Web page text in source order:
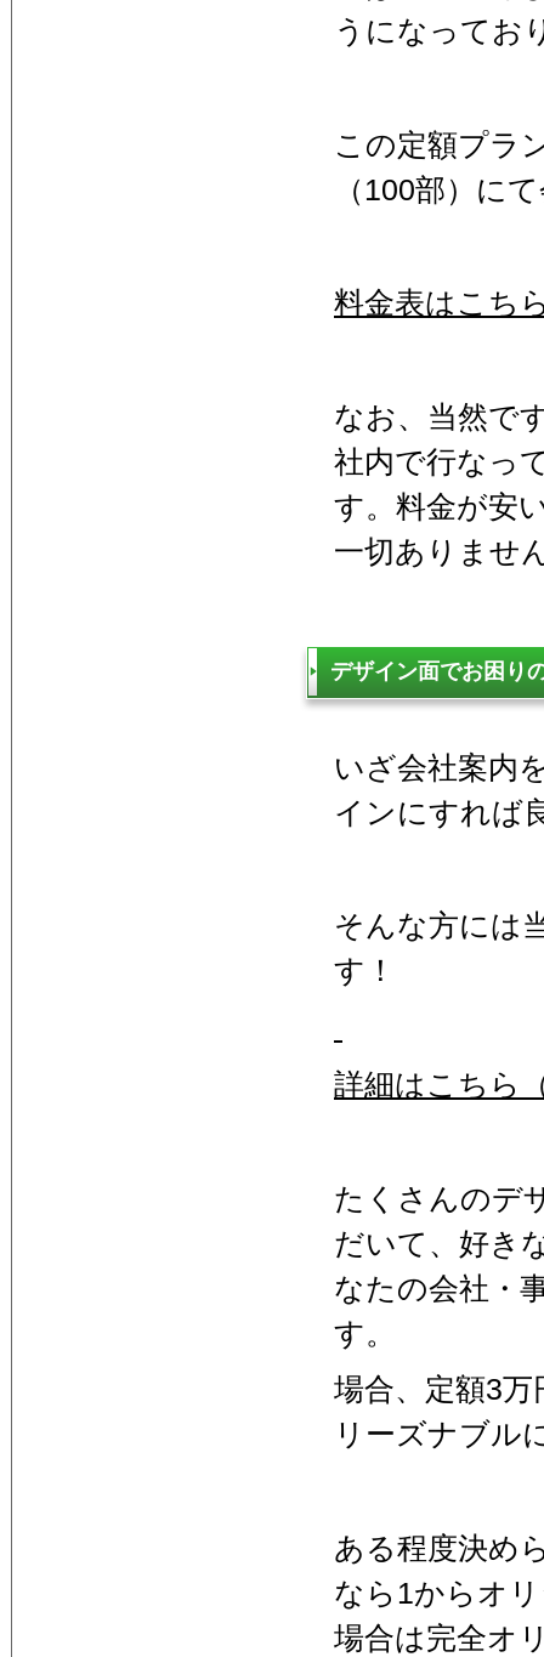
うになってお
この定額プラ
（100部）に
料金表はこち
なお、当然で
社内で行なっ
す。料金が安
一切ありませ
デザイン面でお困り
いざ会社案内
インにすれば
そんな方には
す！
詳細はこちら
たくさんのデ
だいて、好き
なたの会社・
す。
場合、定額3
リーズナブル
ある程度決め
なら1からオ
場合は完全オ